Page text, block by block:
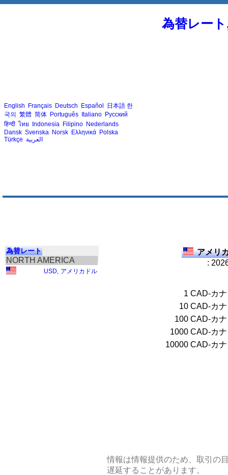
為替レー
English Français Deutsch Español 日本語 한
국의 繁體 简体 Português Italiano Русский
हिन्दी ไทย Indonesia Filipino Nederlands
Dansk Svenska Norsk Ελληνικά Polska
Türkçe العربية
為替レート
NORTH AMERICA
USD アメリカドル
アメリ
:
1 CAD-カ
10 CAD-カ
100 CAD-カ
1000 CAD-カ
10000 CAD-カ
情報は情報提供のため、取引の
遅延することがあります。